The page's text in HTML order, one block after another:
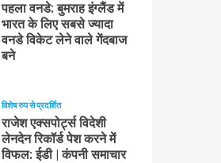
पहला वनडे: बुमराह इंग्लैंड में
भारत के लिए सबसे ज्यादा
वनडे विकेट लेने वाले गेंदबाज
बने
विशेष रुप से प्रदर्शित
राजेश एक्सपोर्ट्स विदेशी
लेनदेन रिकॉर्ड पेश करने में
विफल: ईडी | कंपनी समाचार